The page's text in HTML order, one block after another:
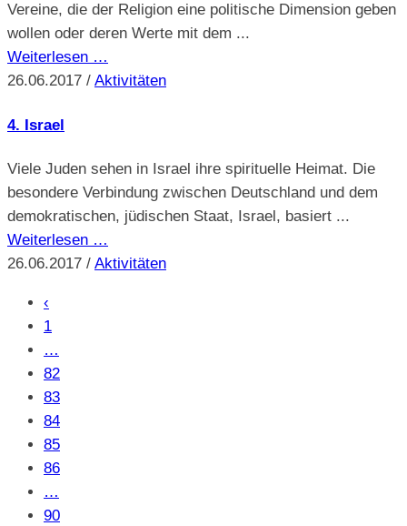
Vereine, die der Religion eine politische Dimension geben
wollen oder deren Werte mit dem ...
Weiterlesen …
26.06.2017 / Aktivitäten
4. Israel
Viele Juden sehen in Israel ihre spirituelle Heimat. Die
besondere Verbindung zwischen Deutschland und dem
demokratischen, jüdischen Staat, Israel, basiert ...
Weiterlesen …
26.06.2017 / Aktivitäten
‹
1
…
82
83
84
85
86
…
90